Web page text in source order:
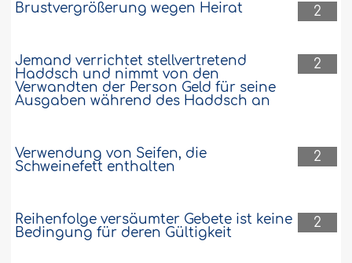
2
Brustvergrößerung wegen Heirat
2
Jemand verrichtet stellvertretend
Haddsch und nimmt von den
Verwandten der Person Geld für seine
Ausgaben während des Haddsch an
2
Verwendung von Seifen, die
Schweinefett enthalten
2
Reihenfolge versäumter Gebete ist keine
Bedingung für deren Gültigkeit